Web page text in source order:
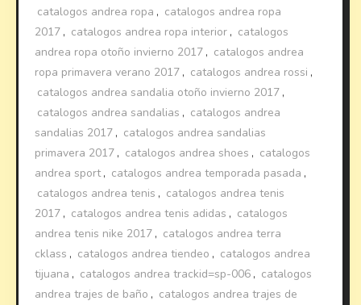
catalogos andrea ropa , catalogos andrea ropa
2017 , catalogos andrea ropa interior , catalogos
andrea ropa otoño invierno 2017 , catalogos andrea
ropa primavera verano 2017 , catalogos andrea rossi ,
catalogos andrea sandalia otoño invierno 2017 ,
catalogos andrea sandalias , catalogos andrea
sandalias 2017 , catalogos andrea sandalias
primavera 2017 , catalogos andrea shoes , catalogos
andrea sport, catalogos andrea temporada pasada ,
catalogos andrea tenis , catalogos andrea tenis
2017 , catalogos andrea tenis adidas , catalogos
andrea tenis nike 2017 , catalogos andrea terra
cklass , catalogos andrea tiendeo , catalogos andrea
tijuana , catalogos andrea trackid=sp-006 , catalogos
andrea trajes de baño , catalogos andrea trajes de